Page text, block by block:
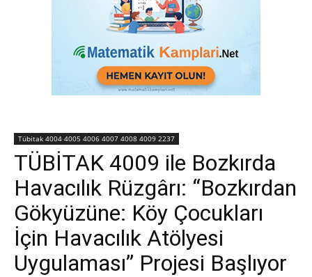
Tübitak 4004 4005 4006 4007 4008 4009 2237
TÜBİTAK 4009 ile Bozkırda
Havacılık Rüzgârı: “Bozkırdan
Gökyüzüne: Köy Çocukları
İçin Havacılık Atölyesi
Uygulaması” Projesi Başlıyor